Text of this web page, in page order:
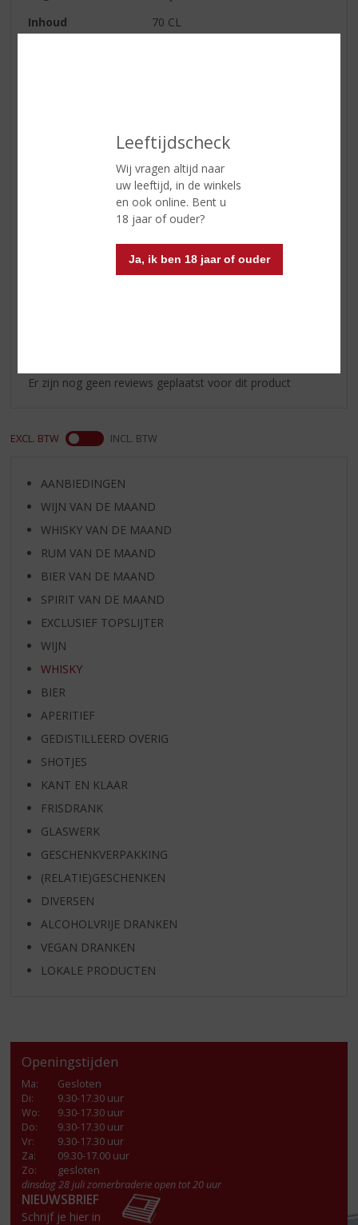
Leeftijdscheck
Wij vragen altijd naar
uw leeftijd, in de winkels
en ook online. Bent u
18 jaar of ouder?
Ja, ik ben 18 jaar of ouder
Inhoud
70 CL
Goudgeel
Turf, chocolade, karamel
Zoetig wat doet denken aan
fruitcake en stroop. Rokerig wat
doet denken aan barbecue
dadels, rozijnen en zoete sherry.
Er zijn nog geen reviews geplaatst voor dit product
EXCL. BTW INCL. BTW
AANBIEDINGEN
WIJN VAN DE MAAND
WHISKY VAN DE MAAND
RUM VAN DE MAAND
BIER VAN DE MAAND
SPIRIT VAN DE MAAND
EXCLUSIEF TOPSLIJTER
WIJN
WHISKY
BIER
APERITIEF
GEDISTILLEERD OVERIG
SHOTJES
KANT EN KLAAR
FRISDRANK
GLASWERK
GESCHENKVERPAKKING
(RELATIE)GESCHENKEN
DIVERSEN
ALCOHOLVRIJE DRANKEN
VEGAN DRANKEN
LOKALE PRODUCTEN
Openingstijden
Ma:
Gesloten
Di:
9.30-17.30 uur
Wo:
9.30-17.30 uur
Do:
9.30-17.30 uur
Vr:
9.30-17.30 uur
Za:
09.30-17.00 uur
Zo:
gesloten
dinsdag 28 juli zomerbraderie open tot 20 uur
NIEUWSBRIEF
Schrijf je hier in